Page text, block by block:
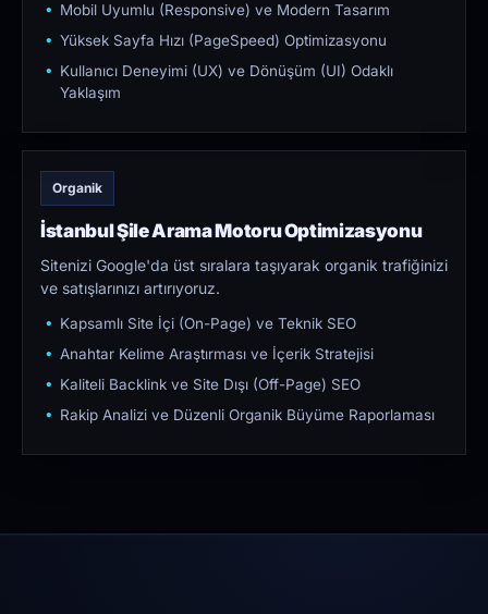
Mobil Uyumlu (Responsive) ve Modern Tasarım
Yüksek Sayfa Hızı (PageSpeed) Optimizasyonu
Kullanıcı Deneyimi (UX) ve Dönüşüm (UI) Odaklı
Yaklaşım
Organik
İstanbul Şile Arama Motoru Optimizasyonu
Sitenizi Google'da üst sıralara taşıyarak organik trafiğinizi
ve satışlarınızı artırıyoruz.
Kapsamlı Site İçi (On-Page) ve Teknik SEO
Anahtar Kelime Araştırması ve İçerik Stratejisi
Kaliteli Backlink ve Site Dışı (Off-Page) SEO
Rakip Analizi ve Düzenli Organik Büyüme Raporlaması